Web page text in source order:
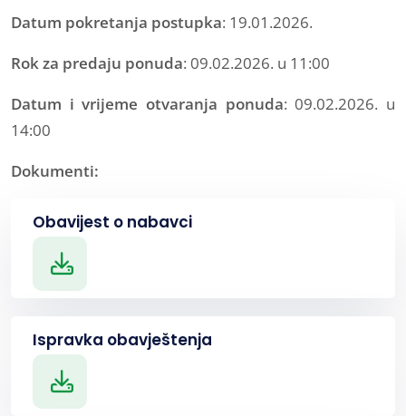
Datum pokretanja postupka: 19.01.2026.
Rok za predaju ponuda: 09.02.2026. u 11:00
Datum i vrijeme otvaranja ponuda: 09.02.2026. u
14:00
Dokumenti:
Obavijest o nabavci
Ispravka obavještenja